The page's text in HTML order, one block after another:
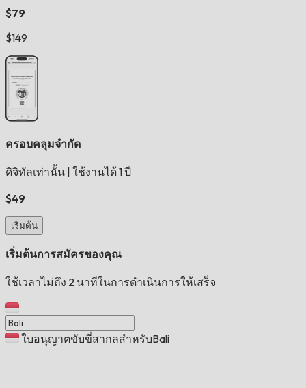
$79
$149
ครอบคลุมจำกัด
ดิจิทัลเท่านั้น ใช้งานได้ 1 ปี
$49
เริ่มต้น
เริ่มต้นการสมัครของคุณ
ใช้เวลาไม่ถึง 2 นาทีในการดำเนินการให้เสร็จ
ใบอนุญาตขับขี่สากลสำหรับBali